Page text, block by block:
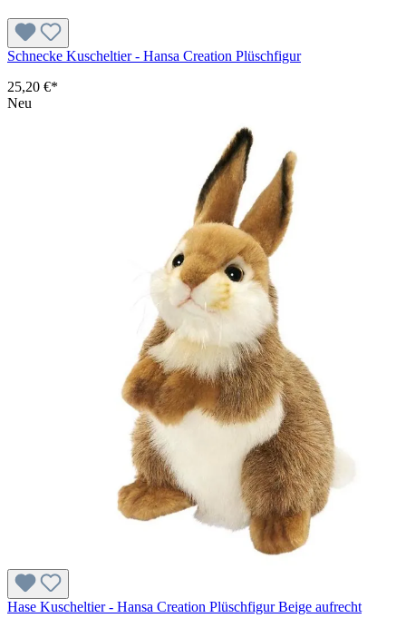
Schnecke Kuscheltier - Hansa Creation Plüschfigur
25,20 €*
Neu
Hase Kuscheltier - Hansa Creation Plüschfigur Beige aufrecht